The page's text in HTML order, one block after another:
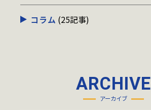
コラム (25記事)
ARCHIVE
アーカイブ